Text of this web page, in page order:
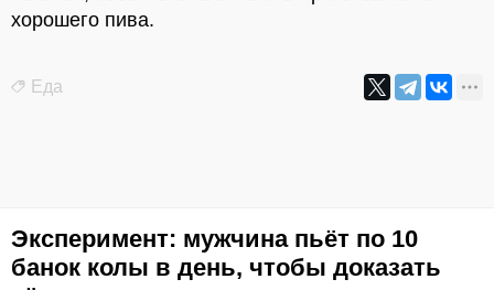
хорошего пива.
Еда
Эксперимент: мужчина пьёт по 10
банок колы в день, чтобы доказать